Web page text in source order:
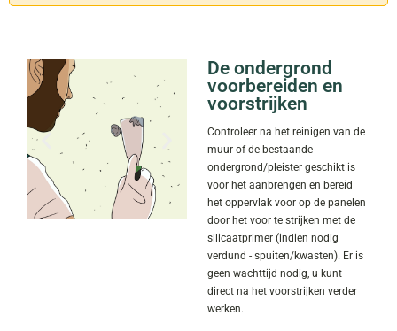
De ondergrond
voorbereiden en
voorstrijken
Controleer na het reinigen van de
muur of de bestaande
ondergrond/pleister geschikt is
voor het aanbrengen en bereid
het oppervlak voor op de panelen
door het voor te strijken met de
silicaatprimer (indien nodig
verdund - spuiten/kwasten). Er is
geen wachttijd nodig, u kunt
direct na het voorstrijken verder
werken.